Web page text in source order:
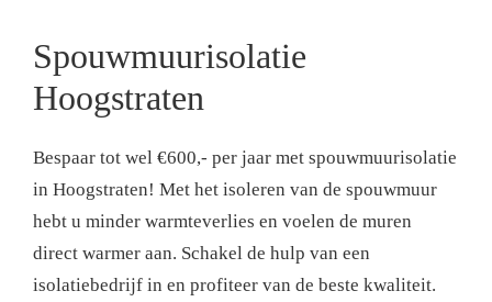
Spouwmuurisolatie
Hoogstraten
Bespaar tot wel €600,- per jaar met spouwmuurisolatie
in Hoogstraten! Met het isoleren van de spouwmuur
hebt u minder warmteverlies en voelen de muren
direct warmer aan. Schakel de hulp van een
isolatiebedrijf in en profiteer van de beste kwaliteit.